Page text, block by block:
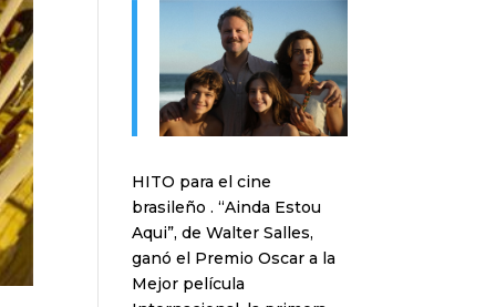
HITO para el cine
brasileño . “Ainda Estou
Aqui”, de Walter Salles,
ganó el Premio Oscar a la
Mejor película